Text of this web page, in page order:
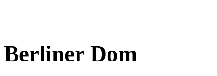
Berliner Dom